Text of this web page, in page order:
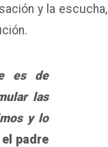
y la escucha,
es de
las
y lo
padre